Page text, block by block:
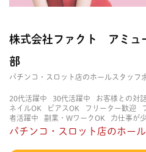
株式会社ファクト アミュ
部
パチンコ・スロット店のホールスタッフ
20代活躍中 30代活躍中 お客様との対
ネイルOK
ピアスOK フリーター歓迎
者活躍中
副業・WワークOK 力仕事が
学歴不問
服装自由 未経験・初心者OK
経験不要
立ち仕事 経験者・有資格者歓
パチンコ・スロット店のホー